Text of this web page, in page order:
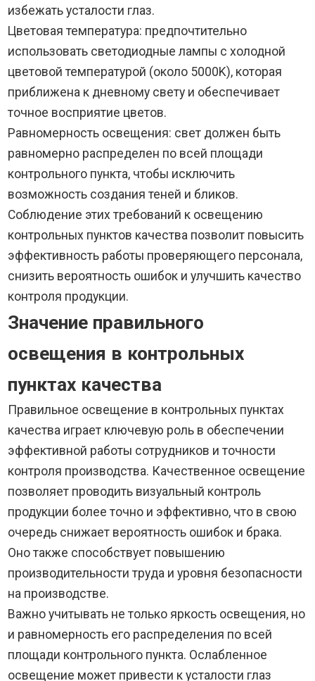
избежать усталости глаз.
Цветовая температура: предпочтительно
использовать светодиодные лампы с холодной
цветовой температурой (около 5000K), которая
приближена к дневному свету и обеспечивает
точное восприятие цветов.
Равномерность освещения: свет должен быть
равномерно распределен по всей площади
контрольного пункта, чтобы исключить
возможность создания теней и бликов.
Соблюдение этих требований к освещению
контрольных пунктов качества позволит повысить
эффективность работы проверяющего персонала,
снизить вероятность ошибок и улучшить качество
контроля продукции.
Значение правильного
освещения в контрольных
пунктах качества
Правильное освещение в контрольных пунктах
качества играет ключевую роль в обеспечении
эффективной работы сотрудников и точности
контроля производства. Качественное освещение
позволяет проводить визуальный контроль
продукции более точно и эффективно, что в свою
очередь снижает вероятность ошибок и брака.
Оно также способствует повышению
производительности труда и уровня безопасности
на производстве.
Важно учитывать не только яркость освещения, но
и равномерность его распределения по всей
площади контрольного пункта. Ослабленное
освещение может привести к усталости глаз